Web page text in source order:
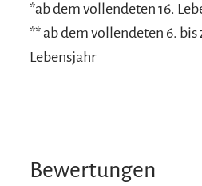
*ab dem vollendeten 16.
** ab dem vollendeten 6. bis
Lebensjahr
Bewertungen